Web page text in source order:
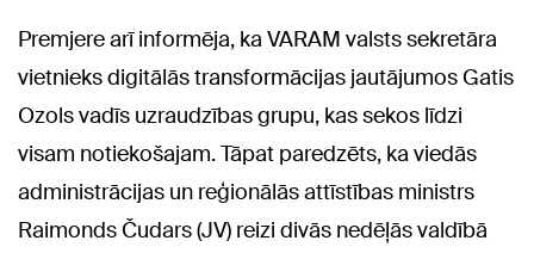
Premjere arī informēja, ka VARAM valsts sekretāra
vietnieks digitālās transformācijas jautājumos Gatis
Ozols vadīs uzraudzības grupu, kas sekos līdzi
visam notiekošajam. Tāpat paredzēts, ka viedās
administrācijas un reģionālās attīstības ministrs
Raimonds Čudars (JV) reizi divās nedēļās valdībā